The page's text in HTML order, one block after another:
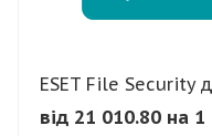
ESET File Security
від 21 010.80 на